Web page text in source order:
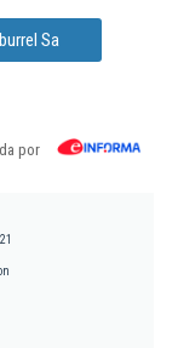
Sa
por